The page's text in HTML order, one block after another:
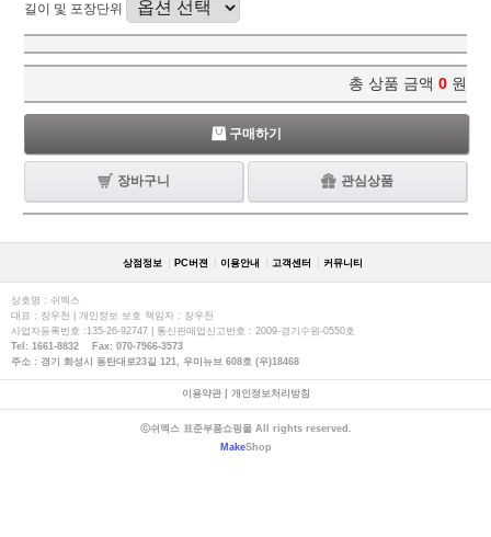
길이 및 포장단위
총 상품 금액 0 원
구매하기
장바구니 관심상품
상점정보 PC버젼 이용안내 고객센터 커뮤니티
상호명 : 쉬멕스
대표 : 장우천 | 개인정보 보호 책임자 : 장우천
사업자등록번호 :135-26-92747 | 통신판매업신고번호 : 2009-경기수원-0550호
Tel: 1661-8832 Fax: 070-7966-3573
주소 : 경기 화성시 동탄대로23길 121, 우미뉴브 608호 (우)18468
이용약관| 개인정보처리방침
ⓒ쉬멕스 표준부품쇼핑몰 All rights reserved.
MakeShop